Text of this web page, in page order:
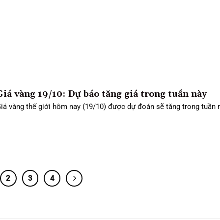
vàng 19/10: Dự báo tăng giá trong tuần này
vàng thế giới hôm nay (19/10) được dự đoán sẽ tăng trong tuần
2 3 4